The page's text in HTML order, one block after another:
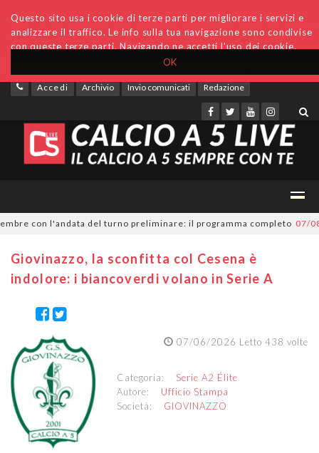
OK
Questo sito usa i cookie di terze parti per migliorare i servizi e
analizzare il traffico. Le info sulla tua navigazione sono condivise
con queste terze parti. Navigando ne accetti l'uso dei cookie.
Accedi Archivio Invio comunicati Redazione
con l'andata del turno preliminare: il programma completo 07/08/
Giovinazzo, la sconfitta col Cesena è
indolore: i biancoverdi volano in Serie A
07/06/2026 Letto 438 volte
Categoria: Serie A2 Élite
Autore: Ufficio Stampa
Società: GIOVINAZZO